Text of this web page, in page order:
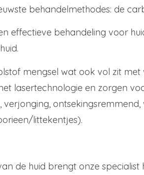
behandelmethodes: de
effectieve behandeling voor
mengsel wat ook vol zit
lasertechnologie en zorgen
verjonging,
littekentjes).
de huid brengt onze